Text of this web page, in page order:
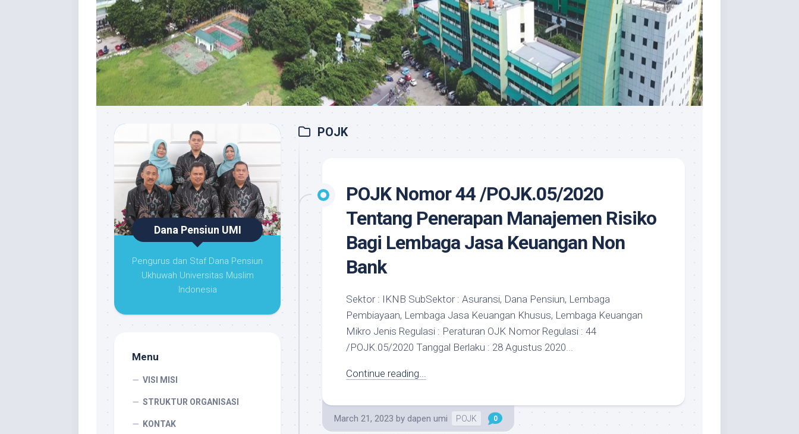
POJK
POJK Nomor 44 /POJK.05/2020
Tentang Penerapan Manajemen Risiko
Bagi Lembaga Jasa Keuangan Non
Bank
Sektor : IKNB SubSektor : Asuransi, Dana Pensiun, Lembaga
Pembiayaan, Lembaga Jasa Keuangan Khusus, Lembaga Keuangan
Mikro Jenis Regulasi : Peraturan OJK Nomor Regulasi : 44
/POJK.05/2020 Tanggal Berlaku : 28 Agustus 2020...
Continue reading...
March 21, 2023 by dapen umi POJK 0
Dana Pensiun UMI
Pengurus dan Staf Dana Pensiun
Ukhuwah Universitas Muslim
Indonesia
Menu
VISI MISI
STRUKTUR ORGANISASI
KONTAK